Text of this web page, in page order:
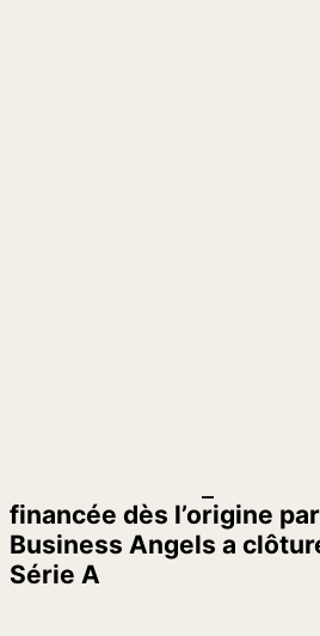
financée dès l’origine par
Business Angels a
Série A